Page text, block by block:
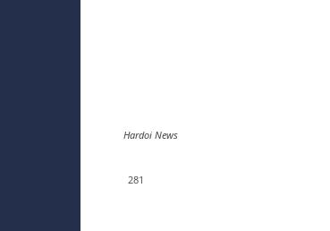
Hardoi News
281